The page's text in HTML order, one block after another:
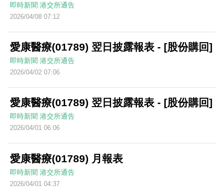
即時新聞 港交所通告
2026/04/08 07:12
愛康醫療(01789) 翌日披露報表 - [股份購回]
即時新聞 港交所通告
2026/04/02 07:06
愛康醫療(01789) 翌日披露報表 - [股份購回]
即時新聞 港交所通告
2026/04/01 06:06
愛康醫療(01789) 月報表
即時新聞 港交所通告
2026/04/01 04:37